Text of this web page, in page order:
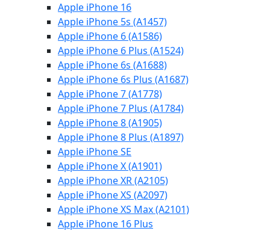
Apple iPhone 16
Apple iPhone 5s (A1457)
Apple iPhone 6 (A1586)
Apple iPhone 6 Plus (A1524)
Apple iPhone 6s (A1688)
Apple iPhone 6s Plus (A1687)
Apple iPhone 7 (A1778)
Apple iPhone 7 Plus (A1784)
Apple iPhone 8 (A1905)
Apple iPhone 8 Plus (A1897)
Apple iPhone SE
Apple iPhone X (A1901)
Apple iPhone XR (A2105)
Apple iPhone XS (A2097)
Apple iPhone XS Max (A2101)
Apple iPhone 16 Plus